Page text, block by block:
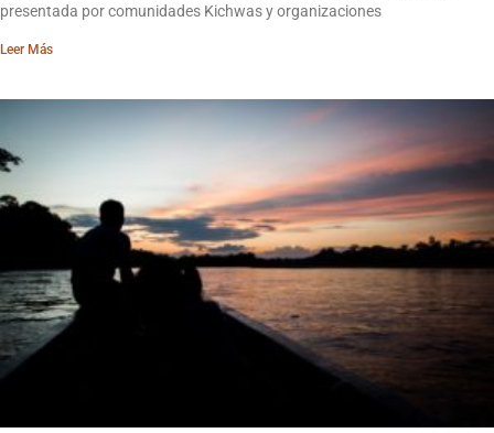
presentada por comunidades Kichwas y organizaciones
Leer Más